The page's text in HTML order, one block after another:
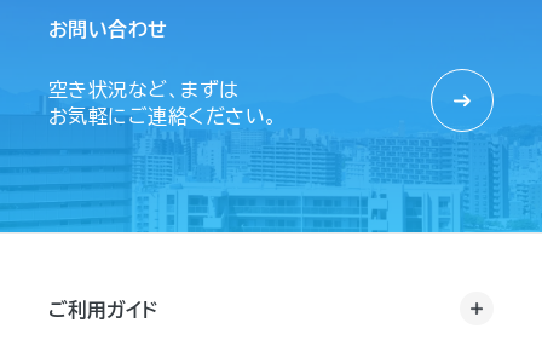
お問い合わせ
空き状況など、まずは
お気軽にご連絡ください。
ご利用ガイド